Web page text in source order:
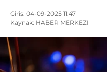
Giriş: 04-09-2025 11:47
Kaynak: HABER MERKEZI